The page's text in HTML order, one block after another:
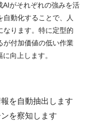
がそれぞれの強みを活
動化することで、人
なります。特に定型的
が付加価値の低い作業
向上します。
を自動抽出します
を察知します